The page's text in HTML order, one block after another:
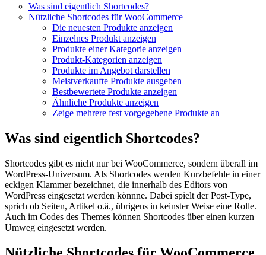
Was sind eigentlich Shortcodes?
Nützliche Shortcodes für WooCommerce
Die neuesten Produkte anzeigen
Einzelnes Produkt anzeigen
Produkte einer Kategorie anzeigen
Produkt-Kategorien anzeigen
Produkte im Angebot darstellen
Meistverkaufte Produkte ausgeben
Bestbewertete Produkte anzeigen
Ähnliche Produkte anzeigen
Zeige mehrere fest vorgegebene Produkte an
Was sind eigentlich Shortcodes?
Shortcodes gibt es nicht nur bei WooCommerce, sondern überall im
WordPress-Universum. Als Shortcodes werden Kurzbefehle in einer
eckigen Klammer bezeichnet, die innerhalb des Editors von
WordPress eingesetzt werden könnne. Dabei spielt der Post-Type,
sprich ob Seiten, Artikel o.ä., übrigens in keinster Weise eine Rolle.
Auch im Codes des Themes können Shortcodes über einen kurzen
Umweg eingesetzt werden.